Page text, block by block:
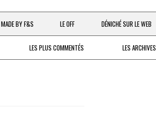
Aller
au
contenu
MADE BY F&S
CHEFS & ACTUALITÉS
LE OFF DÉNICHÉ SUR LE WEB
LES PLUS COMMENTÉS LES ARCHIVES